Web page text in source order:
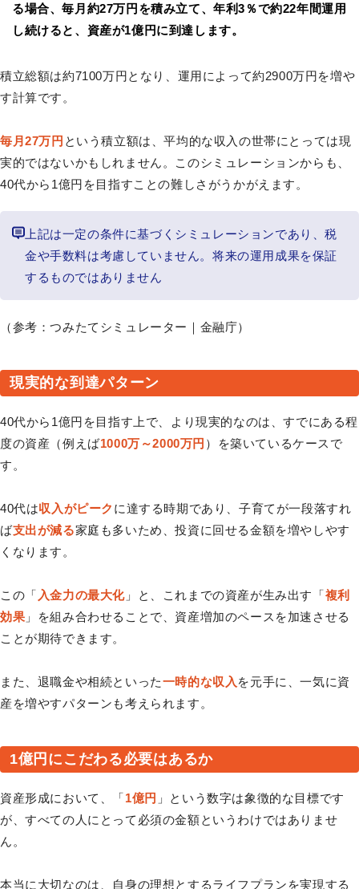
る場合、毎月約27万円を積み立て、年利3％で約22年間運用
し続けると、資産が1億円に到達します。
積立総額は約7100万円となり、運用によって約2900万円を増や
す計算です。
毎月27万円 という積立額は、平均的な収入の世帯にとっては現
実的ではないかもしれません。このシミュレーションからも、
40代から1億円を目指すことの難しさがうかがえます。
上記は一定の条件に基づくシミュレーションであり、税
金や手数料は考慮していません。将来の運用成果を保証
するものではありません
（参考：つみたてシミュレーター｜金融庁）
現実的な到達パターン
40代から1億円を目指す上で、より現実的なのは、すでにある程
度の資産（例えば1000万～2000万円 ）を築いているケースで
す。
40代は収入がピーク に達する時期であり、子育てが一段落すれ
ば支出が減る家庭も多いため、投資に回せる金額を増やしやす
くなります。
この「 入金力の最大化 」と、これまでの資産が生み出す「複利
効果 」を組み合わせることで、資産増加のペースを加速させる
ことが期待できます。
また、退職金や相続といった一時的な収入 を元手に、一気に資
産を増やすパターンも考えられます。
1億円にこだわる必要はあるか
資産形成において、「1億円 」という数字は象徴的な目標です
が、すべての人にとって必須の金額というわけではありませ
ん。
本当に大切なのは、自身の理想とするライフプランを実現する